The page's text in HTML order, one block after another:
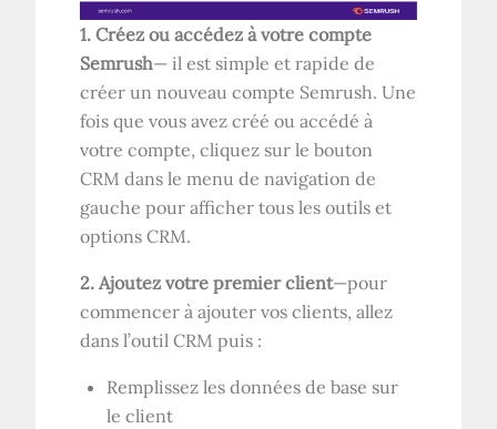
1. Créez ou accédez à votre compte
Semrush— il est simple et rapide de
créer un nouveau compte Semrush. Une
fois que vous avez créé ou accédé à
votre compte, cliquez sur le bouton
CRM dans le menu de navigation de
gauche pour afficher tous les outils et
options CRM.
2. Ajoutez votre premier client—pour
commencer à ajouter vos clients, allez
dans l’outil CRM puis :
Remplissez les données de base sur
le client